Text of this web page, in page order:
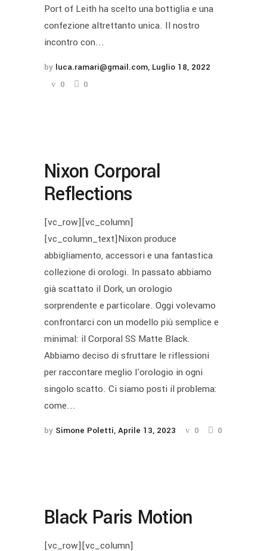
Port of Leith ha scelto una bottiglia e una
confezione altrettanto unica. Il nostro
incontro con...
by luca.ramari@gmail.com Luglio 18, 2022
0
0
Nixon Corporal
Reflections
[vc_row][vc_column]
[vc_column_text]Nixon produce
abbigliamento, accessori e una fantastica
collezione di orologi. In passato abbiamo
già scattato il Dork, un orologio
sorprendente e particolare. Oggi volevamo
confrontarci con un modello più semplice e
minimal: il Corporal SS Matte Black.
Abbiamo deciso di sfruttare le riflessioni
per raccontare meglio l'orologio in ogni
singolo scatto. Ci siamo posti il problema:
come...
by Simone Poletti Aprile 13, 2023 0 0
Black Paris Motion
[vc_row][vc_column]